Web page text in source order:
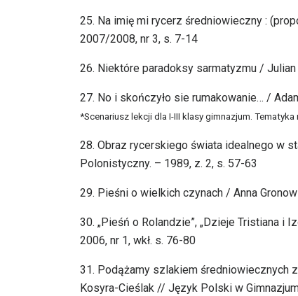
25. Na imię mi rycerz średniowieczny :
2007/2008, nr 3, s. 7-14
26. Niektóre paradoksy sarmatyzmu /
27. No i skończyło sie rumakowanie… /
*Scenariusz lekcji dla I-III klasy gimnazjum.
28. Obraz rycerskiego świata idealnego w
Polonistyczny. – 1989, z. 2, s. 57-63
29. Pieśni o wielkich czynach / Anna
30. „Pieśń o Rolandzie”, „Dzieje Tristiana i
2006, nr 1, wkł. s. 76-80
31. Podążamy szlakiem średniowiecznych
Kosyra-Cieślak // Język Polski w